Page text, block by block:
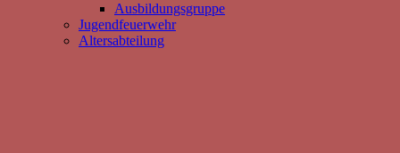
Ausbildungsgruppe
Jugendfeuerwehr
Altersabteilung